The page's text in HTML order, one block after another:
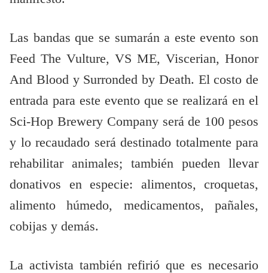
Las bandas que se sumarán a este evento son
Feed The Vulture, VS ME, Viscerian, Honor
And Blood y Surronded by Death. El costo de
entrada para este evento que se realizará en el
Sci-Hop Brewery Company será de 100 pesos
y lo recaudado será destinado totalmente para
rehabilitar animales; también pueden llevar
donativos en especie: alimentos, croquetas,
alimento húmedo, medicamentos, pañales,
cobijas y demás.
La activista también refirió que es necesario